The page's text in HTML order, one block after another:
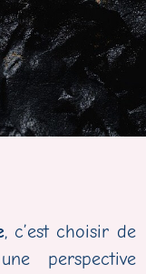
, c’est choisir de
perspective